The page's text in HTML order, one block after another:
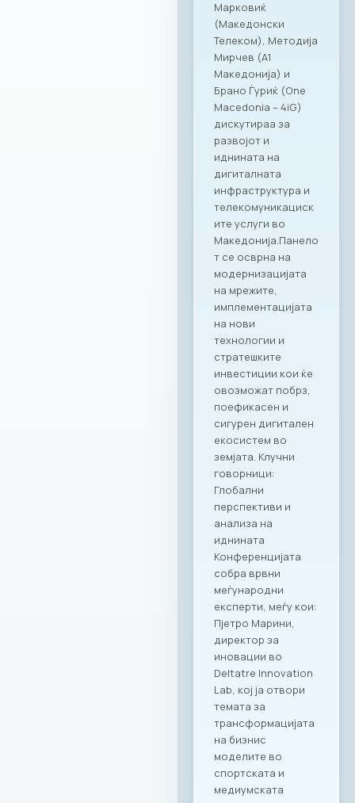
Нашата цел е да
понудиме врвно
искуство и
поддршка како за
компаниите, така и
за сите нивни
вработени,
поставувајќи нови
стандарди во
корпоративното
дружење.“ – изјави
Ирена Голомеиќ,
Директор на
продажба, RAGUSA
Group Сеопфатно
партнерство со
целото портфолио
на Ragusa Group
Она што ја прави
посебна е
нејзиниот широк
опсег.
Стратешкото
партнерство и
придобивките од
специјално
креираната
програма важат за
рамките на Ragusa
Group,
овозможувајќи им
на членките избор
на соодветен
амбиент за секоја
пригода: PARK by
RAGUSA GROUP – за
престижни настани
во срцето на
Градскиот парк;
RAGUSA 360 – за
ексклузивни
корпоративни
прослави со
панорамски
поглед; RAGUSA 919
– за автентични